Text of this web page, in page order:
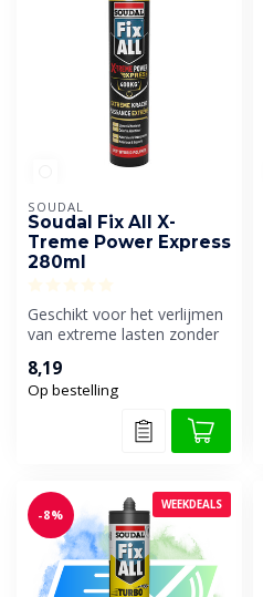
SOUDAL
Soudal Fix All X-
Treme Power Express
280ml
Geschikt voor het verlijmen
van extreme lasten zonder
Aanvangshe...
8,19
Op bestelling
WEEKDEALS
-8%